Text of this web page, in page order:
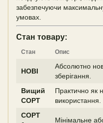
забезпечуючи
умовах.
Стан товару:
Стан Опис
НОВІ
Абсолютно
зберігання.
Вищий
СОРТ
Практично як
використання.
СОРТ
Мінімальне